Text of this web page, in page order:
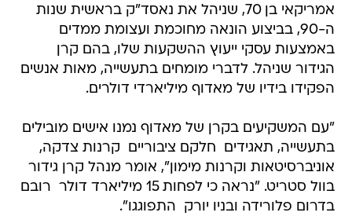
אמריקאי בן 70, שניהל את נאסד"ק בראשית שנות
ה-90, בביצוע הונאה מחוכמת ועצומת ממדים
באמצעות עסקי ייעוץ ההשקעות שלו, בהם קרן
הגידור שניהל. לדברי מומחים בתעשייה, מאות אנשים
הפקידו בידיו של מאדוף מיליארדי דולרים.
"עם המשקיעים בקרן של מאדוף נמנו אישים מובילים
בתעשייה, תאגידים  חלקם ציבוריים  קרנות צדקה,
אוניברסיטאות וקרנות מימון", אומר מנהל קרן גידור
בוול סטריט. "נראה כי לפחות 15 מיליארד דולר  רובם
בדרום פלורידה ובניו יורק  התפוגגו".